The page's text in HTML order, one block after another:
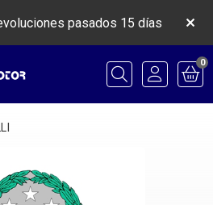
pasados 15 días
Buscar
0